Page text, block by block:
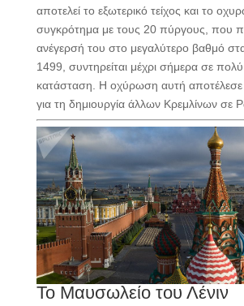
αποτελεί το εξωτερικό τείχος και το
συγκρότημα με τους 20 πύργους, που
ανέγερσή του στο μεγαλύτερο βαθμό
1499, συντηρείται μέχρι σήμερα σε
κατάσταση. Η οχύρωση αυτή
για τη δημιουργία άλλων Κρεμλίνων σε
Το Μαυσωλείο του Λένιν